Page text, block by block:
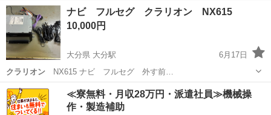
埼玉 深谷市 カーナビ、テレビ
ナビ フルセグ クラリオン NX615
10,000円
大分県 大分駅
6月17日
クラリオンNX615 ナビ フルセグ 外す前…
大分 大分市 大分駅 カーナビ、テレビ クラリオン
≪寮無料・月収28万円・派遣社員≫機械操
作・製造補助